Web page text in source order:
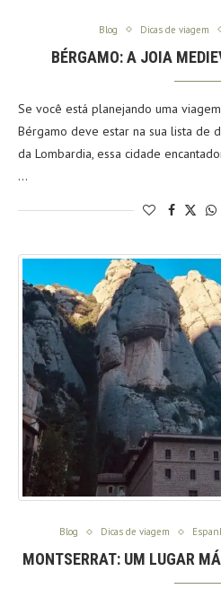
Blog Dicas de viagem
BÉRGAMO: A JOIA
Se você está planejando uma
Bérgamo deve estar na sua lista de
da Lombardia, essa cidade
…
Blog Dicas de viagem
MONTSERRAT: UM LUGAR